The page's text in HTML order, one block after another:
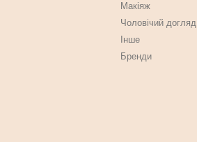
Макіяж
Чоловічий догляд
Інше
Бренди